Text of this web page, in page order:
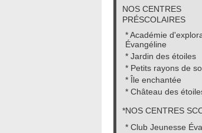
NOS CENTRES
PRÉSCOLAIRES
* Académie
Évangéline
* Jardin des étoiles
* Petits rayons de
* Île enchantée
* Château des
*NOS CENTRES
* Club Jeunesse